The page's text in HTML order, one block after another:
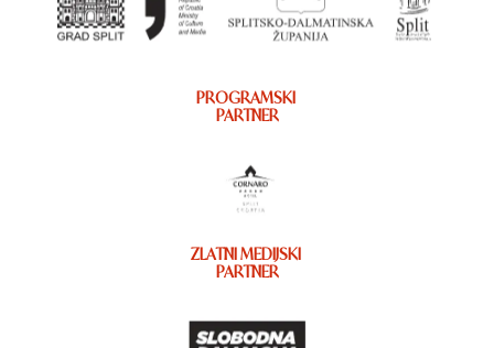
PROGRAMSKI
PARTNER
ZLATNI MEDIJSKI
PARTNER